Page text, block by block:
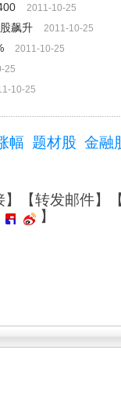
2011-10-25
飙升 2011-10-25
2011-10-25
25
10-25
幅 题材股 金融
】【转发邮件】
】